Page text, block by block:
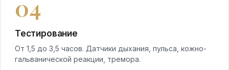
Тестирование
От 1,5 до 3,5 часов. Датчики дыхания, пульса, кожно-
гальванической реакции, тремора.